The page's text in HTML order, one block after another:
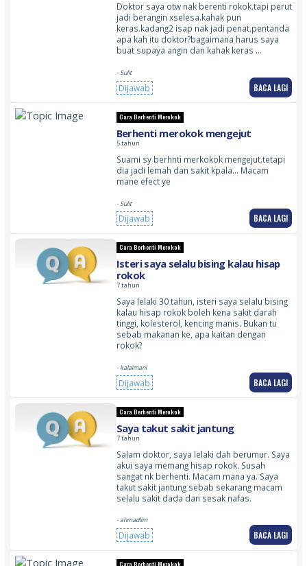
Doktor saya otw nak berenti rokok.tapi perut
jadi berangin xselesa.kahak pun
keras.kadang2 isap nak jadi penat.pentanda
apa kah itu doktor?bagaimana harus saya
buat supaya angin dan kahak keras …
- Sulit
Dijawab BACA LAGI
Cara Berhenti Merokok
Berhenti merokok mengejut
5 tahun
Suami sy berhnti merkokok mengejut.tetapi
dia jadi lemah dan sakit kpala… Macam
mane efect ye
- Sulit
Dijawab BACA LAGI
Cara Berhenti Merokok
Isteri saya selalu bising kalau hisap
rokok
7 tahun
Saya lelaki 30 tahun, isteri saya selalu bising
kalau hisap rokok boleh kena sakit darah
tinggi, kolesterol, kencing manis. Bukan tu
sebab makanan ke, apa kaitan dengan
rokok?
- kalaimani
Dijawab BACA LAGI
Cara Berhenti Merokok
Saya takut sakit jantung
7 tahun
Salam doktor, saya lelaki dah berumur. Saya
akui saya memang hisap rokok. Susah
sangat nk berhenti. Macam mana ya. Saya
takut sakit jantung sebab sekarang macam
selalu sakit dada dan sesak nafas.
- ahmadlim
Dijawab BACA LAGI
Cara Berhenti Merokok